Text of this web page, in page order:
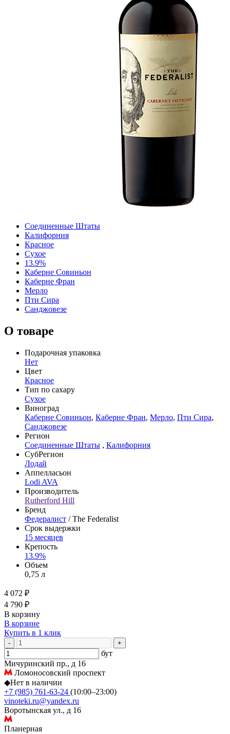
Соединенные Штаты
Калифорния
Красное
Сухое
13.9%
Каберне Совиньон
Каберне Фран
Мерло
Пти Сира
Санджовезе
О товаре
Подарочная упаковка
Нет
Цвет
Красное
Тип по сахару
Сухое
Виноград
Каберне Совиньон, Каберне Фран, Мерло, Пти Сира,
Санджовезе
Регион
Соединенные Штаты , Калифорния
СубРегион
Лодай
Аппелласьон
Lodi AVA
Производитель
Rutherford Hill
Бренд
Федералист / The Federalist
Срок выдержки
15 месяцев
Крепость
13.9%
Объем
0,75 л
4 072 ₽
4 790 ₽
В корзину
В корзине
Купить в 1 клик
- +
бут
Мичуринский пр., д 16
Ломоносовский проспект
◆Нет в наличии
+7 (985) 761-63-24 (10:00–23:00)
vinoteki.ru@yandex.ru
Воротынская ул., д 16
Планерная